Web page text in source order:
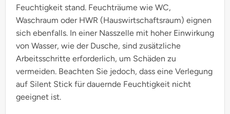
Feuchtigkeit stand. Feuchträume wie WC,
Waschraum oder HWR (Hauswirtschaftsraum) eignen
sich ebenfalls. In einer Nasszelle mit hoher Einwirkung
von Wasser, wie der Dusche, sind zusätzliche
Arbeitsschritte erforderlich, um Schäden zu
vermeiden. Beachten Sie jedoch, dass eine Verlegung
auf Silent Stick für dauernde Feuchtigkeit nicht
geeignet ist.